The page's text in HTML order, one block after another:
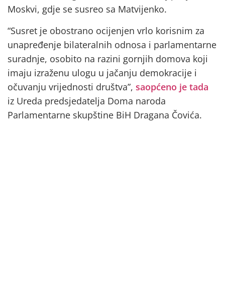
Moskvi, gdje se susreo sa Matvijenko.
“Susret je obostrano ocijenjen vrlo korisnim za
unapređenje bilateralnih odnosa i parlamentarne
suradnje, osobito na razini gornjih domova koji
imaju izraženu ulogu u jačanju demokracije i
očuvanju vrijednosti društva”, saopćeno je tada
iz Ureda predsjedatelja Doma naroda
Parlamentarne skupštine BiH Dragana Čovića.